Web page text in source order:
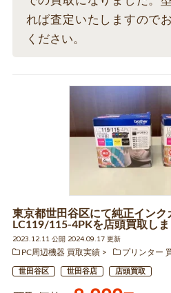
れば査定いたしますので
ください。
東京都世田谷区にて純正インク
LC119/115-4PKを店頭買取し
2023.12.11 公開 2024.09.17 更新
PC周辺機器 買取実績
プリンター
世田谷区 世田谷店 店頭買取